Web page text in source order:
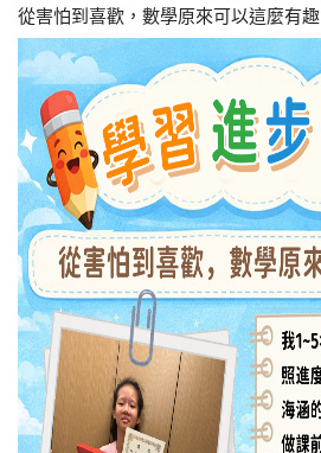
從害怕到喜歡，數學原來可以這麼有趣